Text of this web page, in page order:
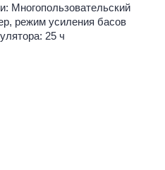
Многопользовательский
режим усиления басов
25 ч